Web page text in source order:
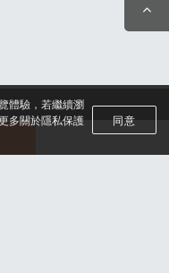
體驗，若繼續瀏
多關於隱私保護
同意